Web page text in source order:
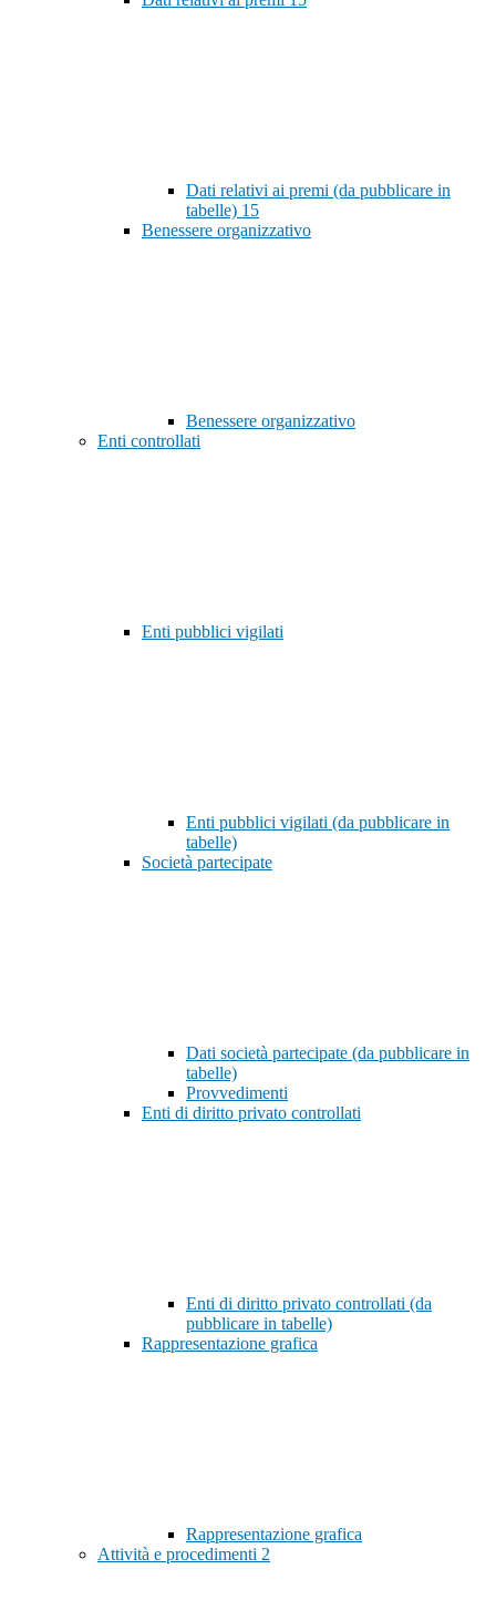
Dati relativi ai premi (da pubblicare in
tabelle) 15
Benessere organizzativo
Benessere organizzativo
Enti controllati
Enti pubblici vigilati
Enti pubblici vigilati (da pubblicare in
tabelle)
Società partecipate
Dati società partecipate (da pubblicare in
tabelle)
Provvedimenti
Enti di diritto privato controllati
Enti di diritto privato controllati (da
pubblicare in tabelle)
Rappresentazione grafica
Rappresentazione grafica
Attività e procedimenti 2